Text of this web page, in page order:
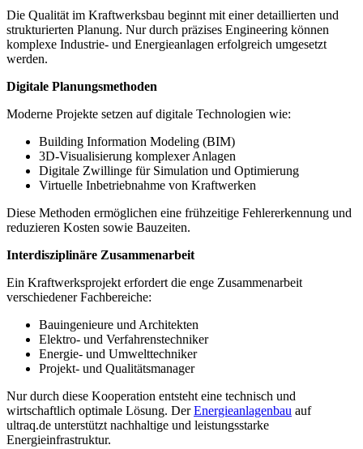
Die Qualität im Kraftwerksbau beginnt mit einer detaillierten und
strukturierten Planung. Nur durch präzises Engineering können
komplexe Industrie- und Energieanlagen erfolgreich umgesetzt
werden.
Digitale Planungsmethoden
Moderne Projekte setzen auf digitale Technologien wie:
Building Information Modeling (BIM)
3D-Visualisierung komplexer Anlagen
Digitale Zwillinge für Simulation und Optimierung
Virtuelle Inbetriebnahme von Kraftwerken
Diese Methoden ermöglichen eine frühzeitige Fehlererkennung und
reduzieren Kosten sowie Bauzeiten.
Interdisziplinäre Zusammenarbeit
Ein Kraftwerksprojekt erfordert die enge Zusammenarbeit
verschiedener Fachbereiche:
Bauingenieure und Architekten
Elektro- und Verfahrenstechniker
Energie- und Umwelttechniker
Projekt- und Qualitätsmanager
Nur durch diese Kooperation entsteht eine technisch und
wirtschaftlich optimale Lösung. DerEnergieanlagenbau auf
ultraq.de unterstützt nachhaltige und leistungsstarke
Energieinfrastruktur.